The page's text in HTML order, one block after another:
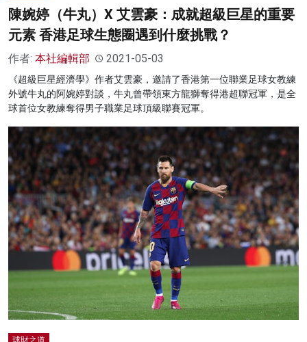
陳婉婷（牛丸）X 艾雲豪：成就超級巨星的重要
元素 香港足球生態圈遇到什麼挑戰？
作者: 本社編輯部 2021-05-03
《超級巨星經濟學》作者艾雲豪，邀請了香港第一位聯業足球女教練
外號牛丸的阿婉婷對談，牛丸曾帶領東方龍獅奪得港超聯冠軍，是全
球首位女教練奪得男子職業足球頂級聯賽冠軍。
球財之道